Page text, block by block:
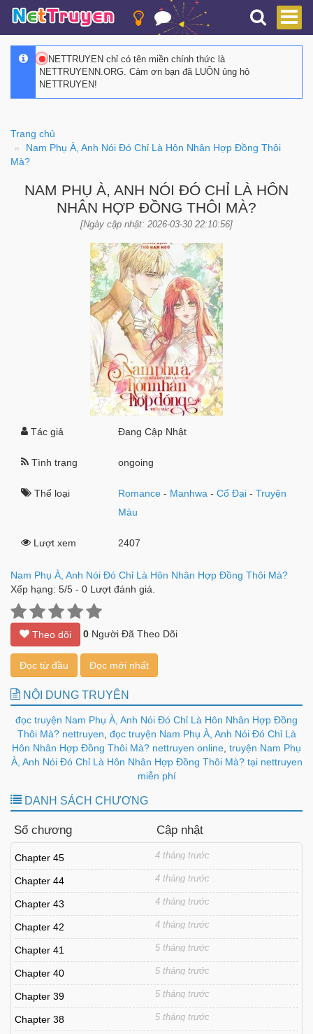
NETTRUYEN chỉ có tên miền chính thức là
NETTRUYENN.ORG. Cảm ơn bạn đã LUÔN ủng hộ
NETTRUYEN!
Trang chủ
Nam Phụ À, Anh Nói Đó Chỉ Là Hôn Nhân Hợp Đồng Thôi
Mà?
NAM PHỤ À, ANH NÓI ĐÓ CHỈ LÀ HÔN
NHÂN HỢP ĐỒNG THÔI MÀ?
[Ngày cập nhật: 2026-03-30 22:10:56]
Tác giả Đang Cập Nhật
Tình trạng ongoing
Thể loại Romance - Manhwa -Cổ Đại -Truyện
Màu
Lượt xem 2407
Nam Phụ À, Anh Nói Đó Chỉ Là Hôn Nhân Hợp Đồng Thôi Mà?
Xếp hạng: 5/5 - 0 Lượt đánh giá.
Theo dõi 0 Người Đã Theo Dõi
Đọc từ đầu Đọc mới nhất
NỘI DUNG TRUYỆN
đọc truyện Nam Phụ À, Anh Nói Đó Chỉ Là Hôn Nhân Hợp Đồng
Thôi Mà? nettruyen đọc truyện Nam Phụ À, Anh Nói Đó Chỉ Là
Hôn Nhân Hợp Đồng Thôi Mà? nettruyen online truyện Nam Phụ
À, Anh Nói Đó Chỉ Là Hôn Nhân Hợp Đồng Thôi Mà? tại nettruyen
miễn phí
DANH SÁCH CHƯƠNG
Số chương Cập nhật
Chapter 45 4 tháng trước
Chapter 44 4 tháng trước
Chapter 43 4 tháng trước
Chapter 42 4 tháng trước
Chapter 41 5 tháng trước
Chapter 40 5 tháng trước
Chapter 39 5 tháng trước
Chapter 38 5 tháng trước